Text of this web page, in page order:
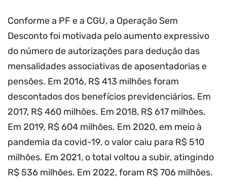
Conforme a PF e a CGU, a Operação Sem
Desconto foi motivada pelo aumento expressivo
do número de autorizações para dedução das
mensalidades associativas de aposentadorias e
pensões. Em 2016, R$ 413 milhões foram
descontados dos benefícios previdenciários. Em
2017, R$ 460 milhões. Em 2018, R$ 617 milhões.
Em 2019, R$ 604 milhões. Em 2020, em meio à
pandemia da covid-19, o valor caiu para R$ 510
milhões. Em 2021, o total voltou a subir, atingindo
R$ 536 milhões. Em 2022, foram R$ 706 milhões.